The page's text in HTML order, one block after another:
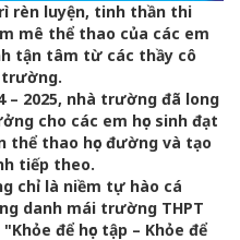
rèn luyện, tinh thần thi
mê thể thao của các em
tận tâm từ các thầy cô
trường.
– 2025, nhà trường đã long
cho các em học sinh đạt
thể thao học đường và tạo
tiếp theo.
chỉ là niềm tự hào cá
danh mái trường THPT
để học tập – Khỏe để